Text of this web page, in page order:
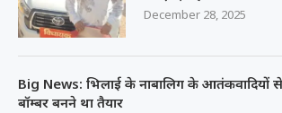
December 28, 2025
Big News: भिलाई के नाबालिग के आतंकवादियों
बॉम्बर बनने था तैयार